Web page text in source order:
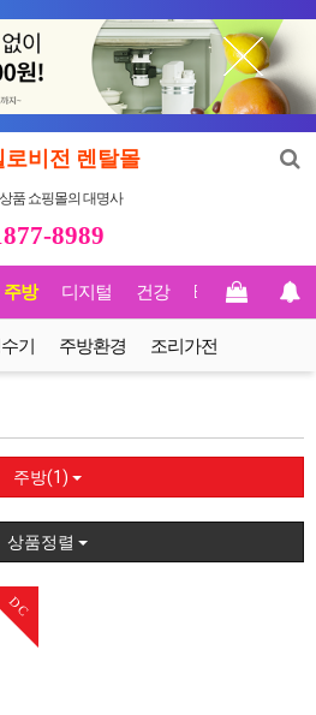
로비전 렌탈몰
품 쇼핑몰의 대명사
8989
주방 디지털 건강 Biz렌탈
기 주방환경 조리가전
주방(1)
상품정렬
DC